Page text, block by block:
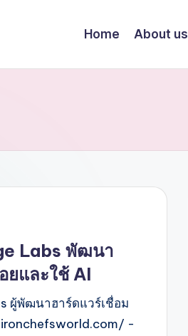
Home About us
Labs พัฒนา
ยและใช้ AI
ผู้พัฒนาฮาร์ดแวร์เชื่อม
-